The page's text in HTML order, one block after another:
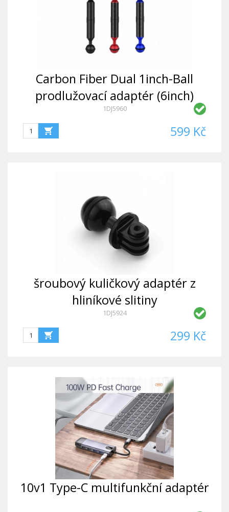
Carbon Fiber Dual 1inch-Ball
prodlužovací adaptér (6inch)
1DJ5960
599 Kč
šroubový kuličkový adaptér z
hliníkové slitiny
1DJ5924
299 Kč
10v1 Type-C multifunkční adaptér